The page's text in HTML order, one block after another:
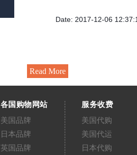
Date: 2017-12-06
Read More
各国购物网站
美国品牌
日本品牌
英国品牌
服务收费
美国代购
美国代运
日本代购